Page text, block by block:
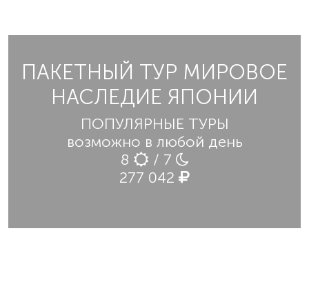
ПАКЕТНЫЙ ТУР МИРОВОЕ
НАСЛЕДИЕ ЯПОНИИ
ПОПУЛЯРНЫЕ ТУРЫ
возможно в любой день
8
/ 7
277 042